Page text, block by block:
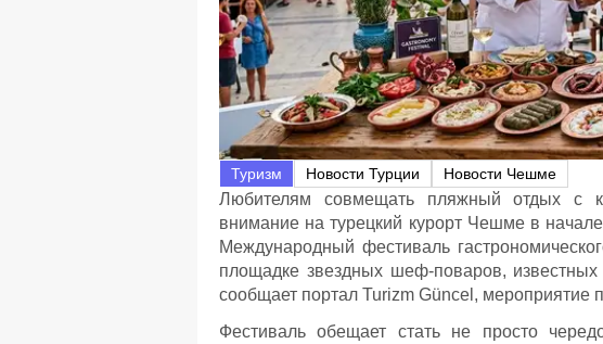
Туризм Новости Турции Новости Чешме
Любителям совмещать пляжный отдых с
внимание на турецкий курорт Чешме в
Международный фестиваль
площадке звездных шеф-поваров,
сообщает портал Turizm Güncel, мероприятие
Фестиваль обещает стать не просто